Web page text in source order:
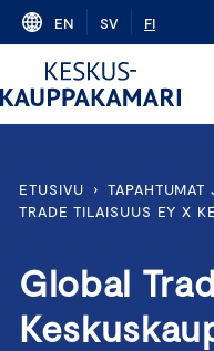
Skip
content
EN SV FI
ETUSIVU ›
TRADE TILAISUUS EY X
Global